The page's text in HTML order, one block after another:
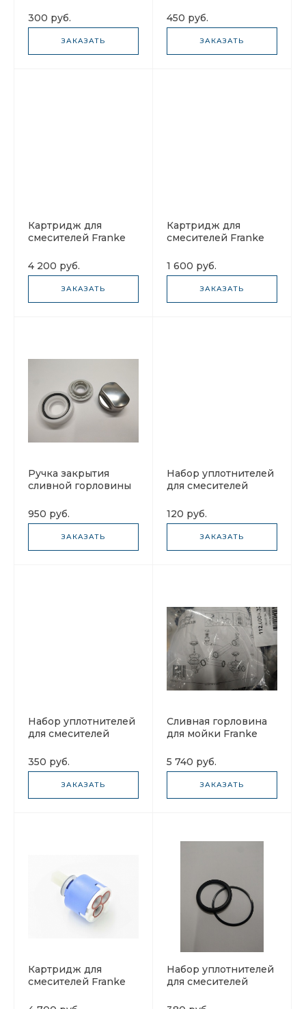
133.0560.579
300 руб.
ЗАКАЗАТЬ
133.0251.092
450 руб.
ЗАКАЗАТЬ
Картридж для
смесителей Franke
4 200 руб.
ЗАКАЗАТЬ
Картридж для
смесителей Franke
1 600 руб.
ЗАКАЗАТЬ
Ручка закрытия
сливной горловины
133.0024.335
950 руб.
ЗАКАЗАТЬ
Набор уплотнителей
для смесителей
120 руб.
ЗАКАЗАТЬ
Набор уплотнителей
для смесителей
350 руб.
ЗАКАЗАТЬ
Сливная горловина
для мойки Franke
5 740 руб.
ЗАКАЗАТЬ
Картридж для
смесителей Franke
Набор уплотнителей
для смесителей